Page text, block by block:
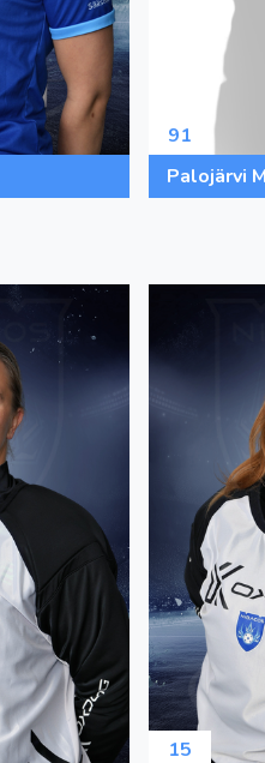
91
Palojärvi
15